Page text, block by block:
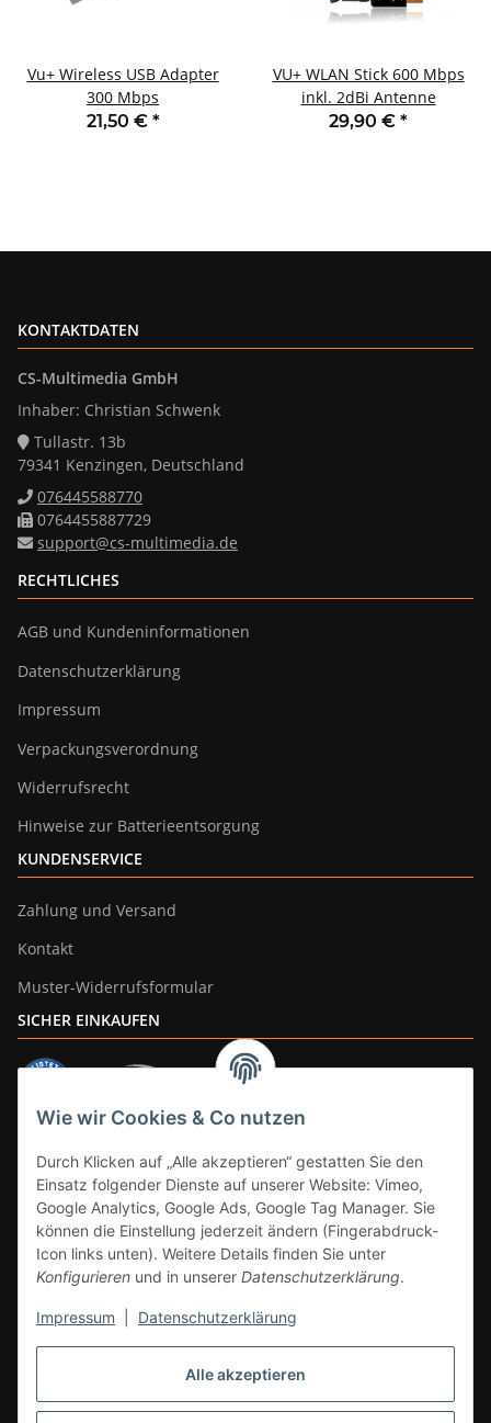
Alle akzeptieren
Wie wir Cookies & Co nutzen
Durch Klicken auf „Alle akzeptieren“ gestatten Sie den
Einsatz folgender Dienste auf unserer Website: Vimeo,
Google Analytics, Google Ads, Google Tag Manager. Sie
können die Einstellung jederzeit ändern (Fingerabdruck-
Icon links unten). Weitere Details finden Sie unter
Konfigurieren und in unserer Datenschutzerklärung.
Impressum Datenschutzerklärung
Vu+ Wireless USB Adapter
300 Mbps
21,50 € *
VU+ WLAN Stick 600 Mbps
inkl. 2dBi Antenne
29,90 € *
KONTAKTDATEN
CS-Multimedia GmbH
Inhaber: Christian Schwenk
Tullastr. 13b
79341 Kenzingen, Deutschland
076445588770
0764455887729
support@cs-multimedia.de
RECHTLICHES
AGB und Kundeninformationen
Datenschutzerklärung
Impressum
Verpackungsverordnung
Widerrufsrecht
Hinweise zur Batterieentsorgung
KUNDENSERVICE
Zahlung und Versand
Kontakt
Muster-Widerrufsformular
SICHER EINKAUFEN
* Alle Preise inkl. gesetzlicher Mwst., zzgl.Versand
DE, gilt nicht für Großgeräte per Spedition). Artikel mit 0% MwSt. (gem. §